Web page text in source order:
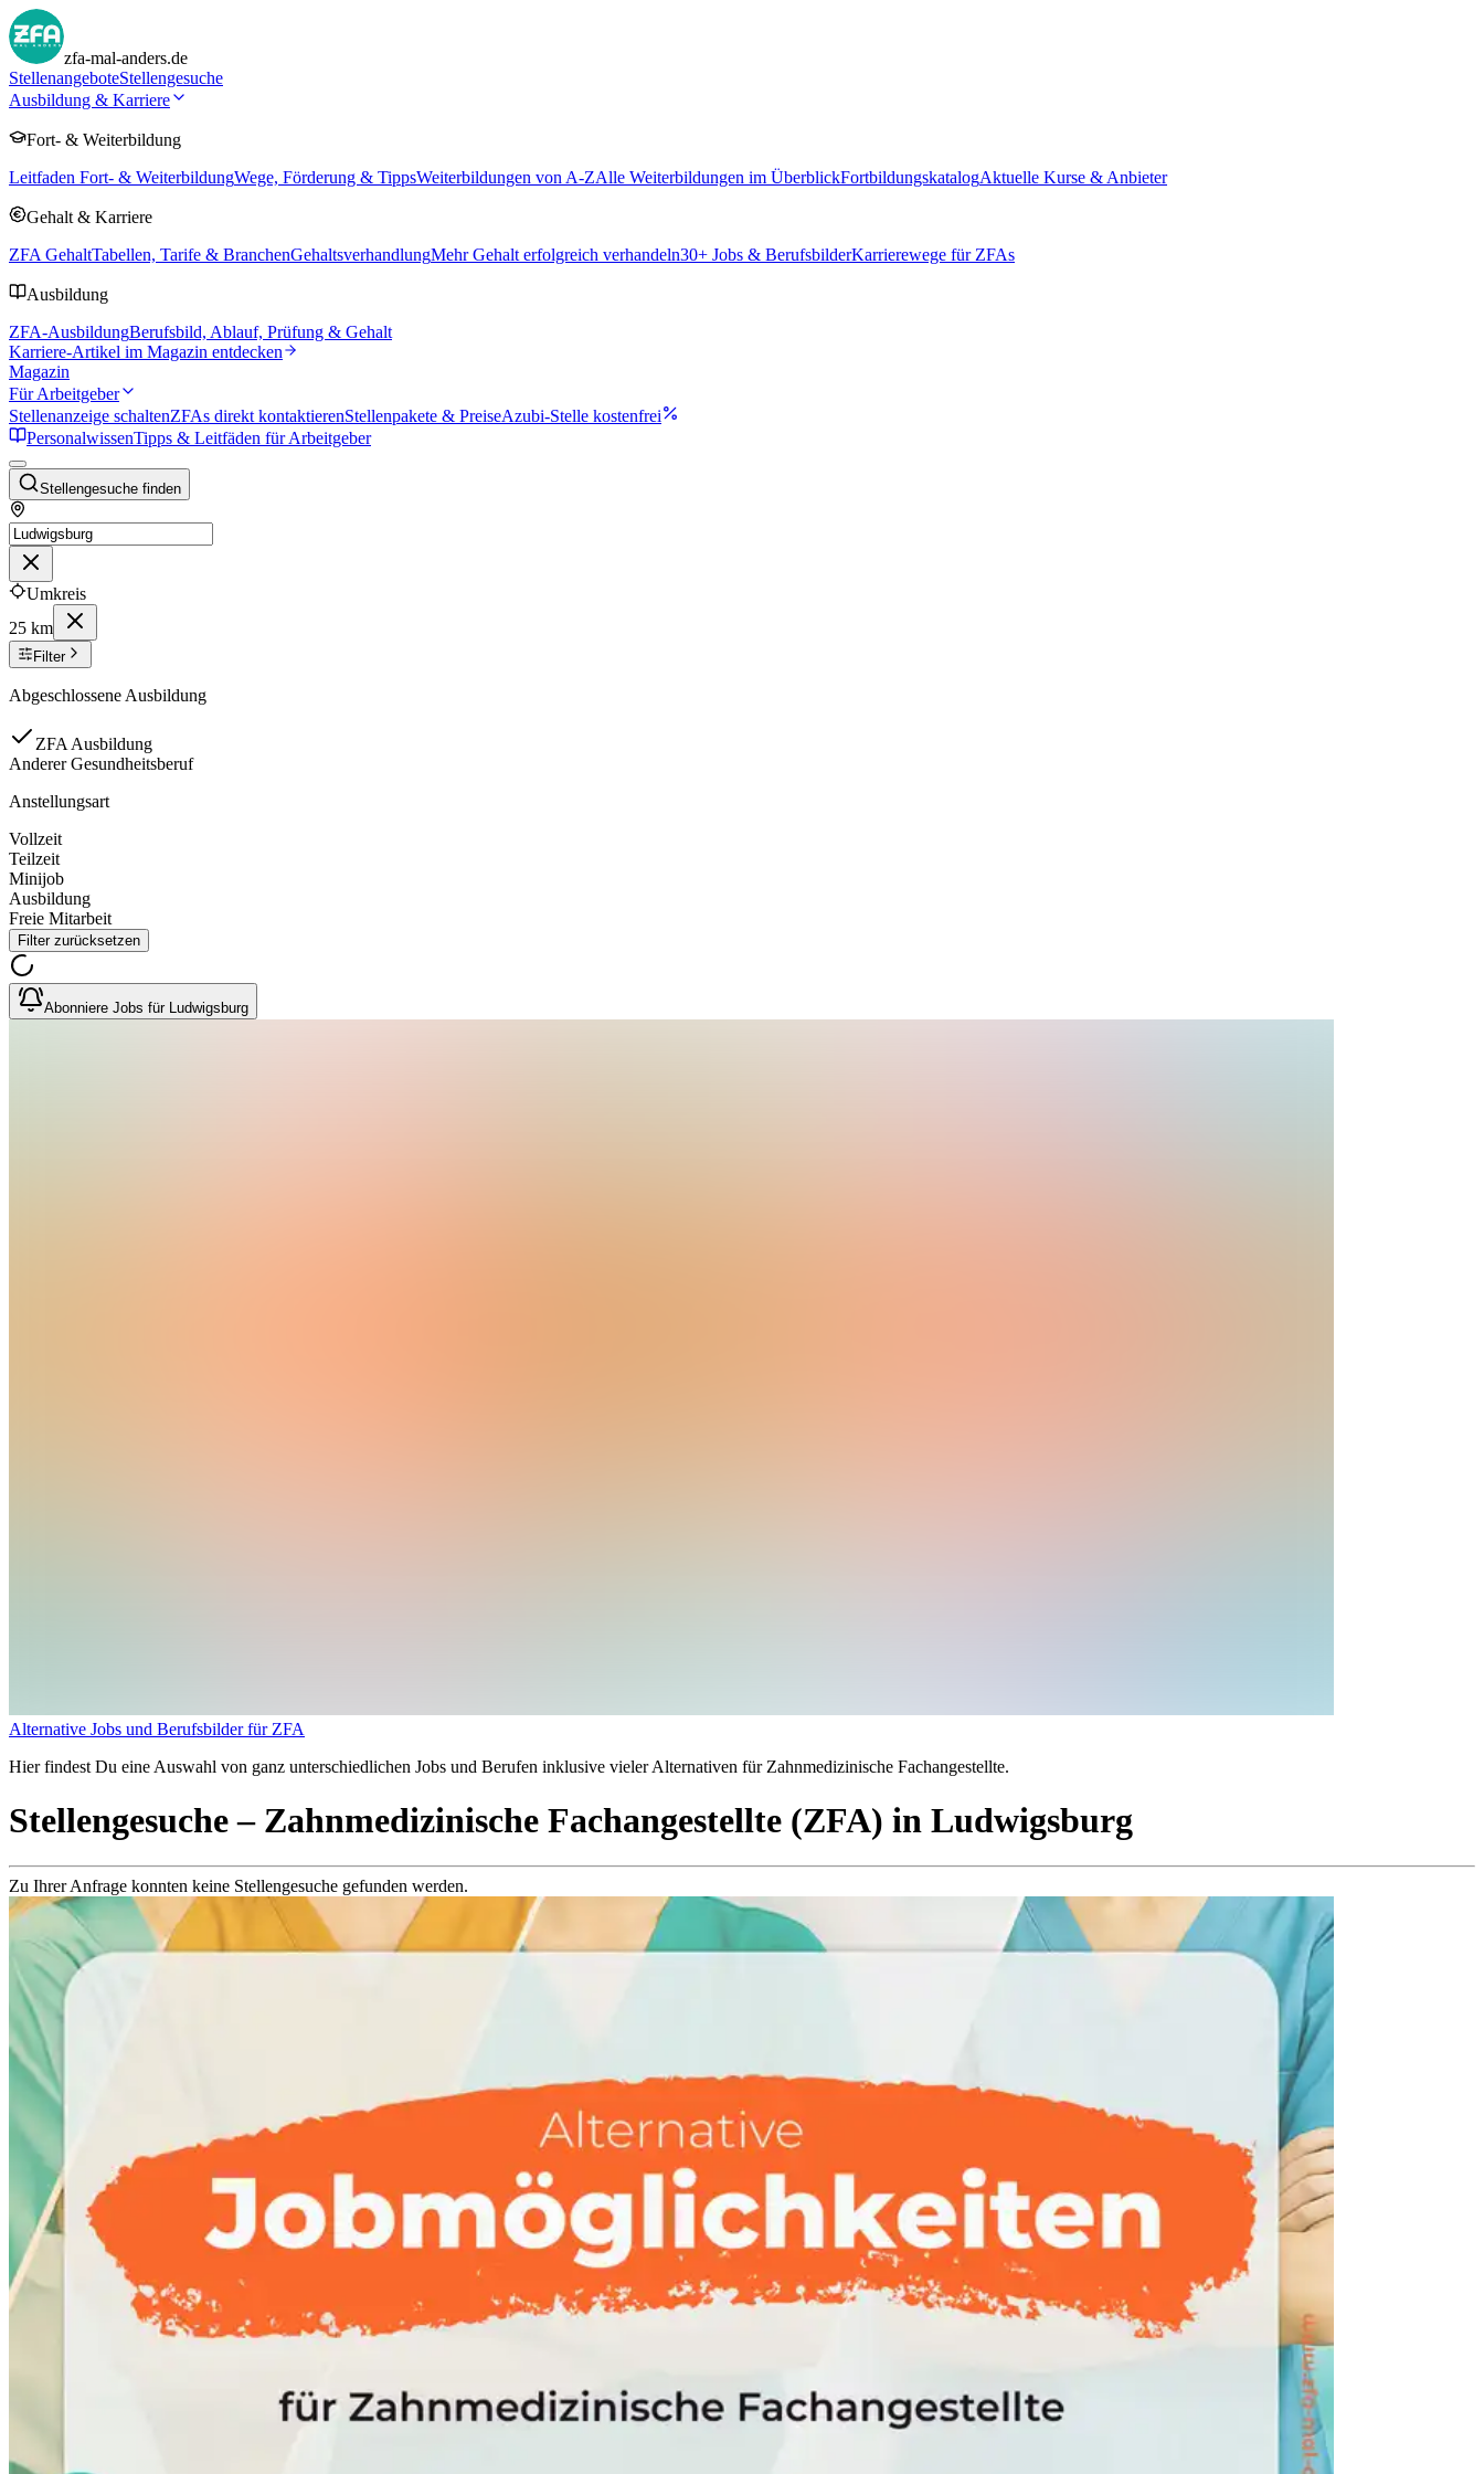
zfa-mal-anders.de
StellenangeboteStellengesuche
Ausbildung & Karriere
Fort- & Weiterbildung
Leitfaden Fort- & WeiterbildungWege, Förderung & TippsWeiterbildungen von A-ZAlle Weiterbildungen im ÜberblickFortbildungskatalogAktuelle Kurse & Anbieter
Gehalt & Karriere
ZFA GehaltTabellen, Tarife & BranchenGehaltsverhandlungMehr Gehalt erfolgreich verhandeln30+ Jobs & BerufsbilderKarrierewege für ZFAs
Ausbildung
ZFA-AusbildungBerufsbild, Ablauf, Prüfung & Gehalt
Karriere-Artikel im Magazin entdecken
Magazin
Für Arbeitgeber
Stellenanzeige schaltenZFAs direkt kontaktierenStellenpakete & PreiseAzubi-Stelle kostenfrei
PersonalwissenTipps & Leitfäden für Arbeitgeber
Stellengesuche finden
Umkreis
25 km
Filter
Abgeschlossene Ausbildung
ZFA Ausbildung
Anderer Gesundheitsberuf
Anstellungsart
Vollzeit
Teilzeit
Minijob
Ausbildung
Freie Mitarbeit
Filter zurücksetzen
Abonniere Jobs für Ludwigsburg
Alternative Jobs und Berufsbilder für ZFA
Hier findest Du eine Auswahl von ganz unterschiedlichen Jobs und Berufen inklusive vieler Alternativen für Zahnmedizinische Fachangestellte.
Stellengesuche– Zahnmedizinische Fachangestellte (ZFA) in Ludwigsburg
Zu Ihrer Anfrage konnten keine Stellengesuche gefunden werden.